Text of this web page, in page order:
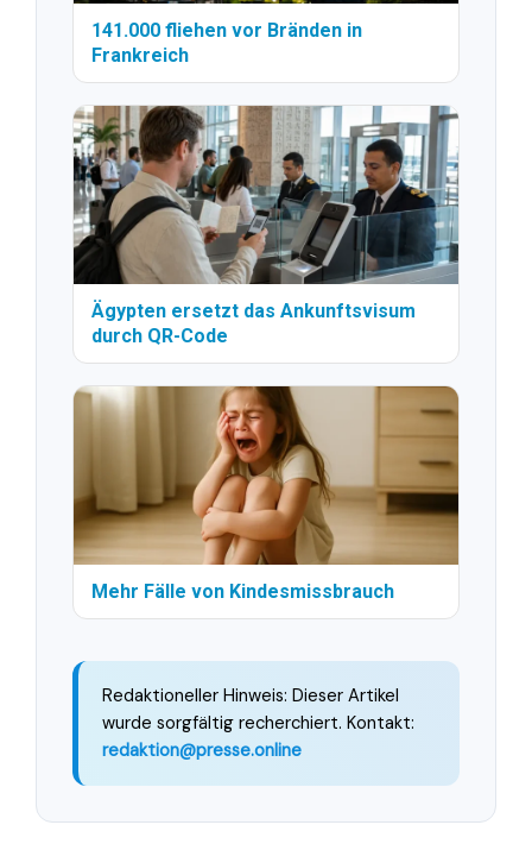
141.000 fliehen vor Bränden in
Frankreich
Ägypten ersetzt das Ankunftsvisum
durch QR-Code
Mehr Fälle von Kindesmissbrauch
Redaktioneller Hinweis: Dieser Artikel
wurde sorgfältig recherchiert. Kontakt:
redaktion@presse.online